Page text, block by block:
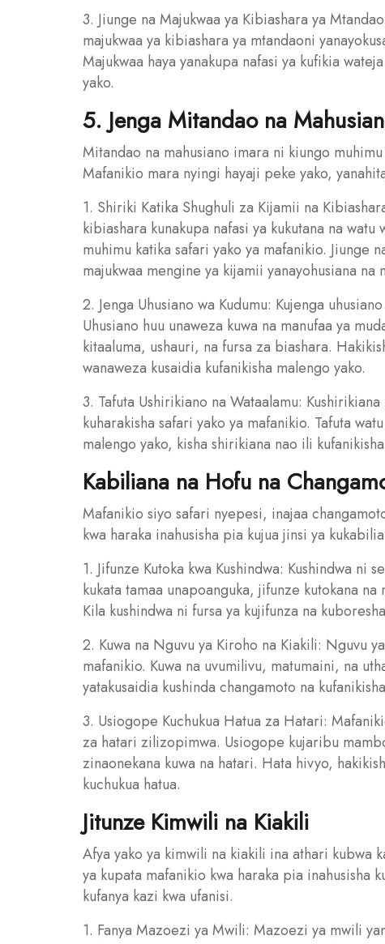
3. Jiunge na Majukwaa ya Kibiashara ya
majukwaa ya kibiashara ya mtandaoni
Majukwaa haya yanakupa nafasi ya kufikia
yako.
5. Jenga Mitandao na
Mitandao na mahusiano imara ni kiungo
Mafanikio mara nyingi hayaji peke yako,
1. Shiriki Katika Shughuli za Kijamii na
kibiashara kunakupa nafasi ya kukutana na
muhimu katika safari yako ya mafanikio. Jiunge
majukwaa mengine ya kijamii yanayohusiana na
2. Jenga Uhusiano wa Kudumu: Kujenga
Uhusiano huu unaweza kuwa na manufaa ya
kitaaluma, ushauri, na fursa za biashara.
wanaweza kusaidia kufanikisha malengo yako.
3. Tafuta Ushirikiano na Wataalamu:
kuharakisha safari yako ya mafanikio. Tafuta
malengo yako, kisha shirikiana nao ili
Kabiliana na Hofu na
Mafanikio siyo safari nyepesi, inajaa
kwa haraka inahusisha pia kujua jinsi ya
1. Jifunze Kutoka kwa Kushindwa: Kushindwa ni
kukata tamaa unapoanguka, jifunze kutokana
Kila kushindwa ni fursa ya kujifunza na
2. Kuwa na Nguvu ya Kiroho na Kiakili: Nguvu
mafanikio. Kuwa na uvumilivu, matumaini, na
yatakusaidia kushinda changamoto na
3. Usiogope Kuchukua Hatua za Hatari:
za hatari zilizopimwa. Usiogope kujaribu
zinaonekana kuwa na hatari. Hata hivyo,
kuchukua hatua.
Jitunze Kimwili na Kiakili
Afya yako ya kimwili na kiakili ina athari kubwa
ya kupata mafanikio kwa haraka pia inahusisha
kufanya kazi kwa ufanisi.
1. Fanya Mazoezi ya Mwili: Mazoezi ya mwili